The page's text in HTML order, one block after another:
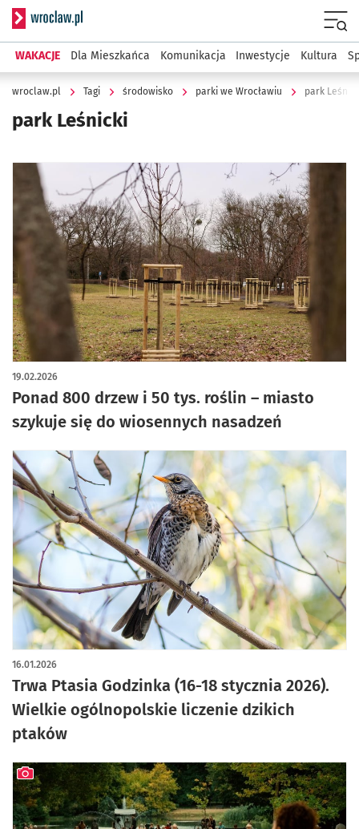
Serwis informacyjny wroclaw.pl
WAKACJE Dla Mieszkańca Komunikacja Inwestycje Kultura
wroclaw.pl Tagi środowisko parki we Wrocławiu park
park Leśnicki
Ponad 800 drzew i 50 tys. roślin – miasto
szykuje się do wiosennych nasadzeń
19.02.2026
Trwa Ptasia Godzinka (16-18 stycznia 2026).
Wielkie ogólnopolskie liczenie dzikich
ptaków
16.01.2026